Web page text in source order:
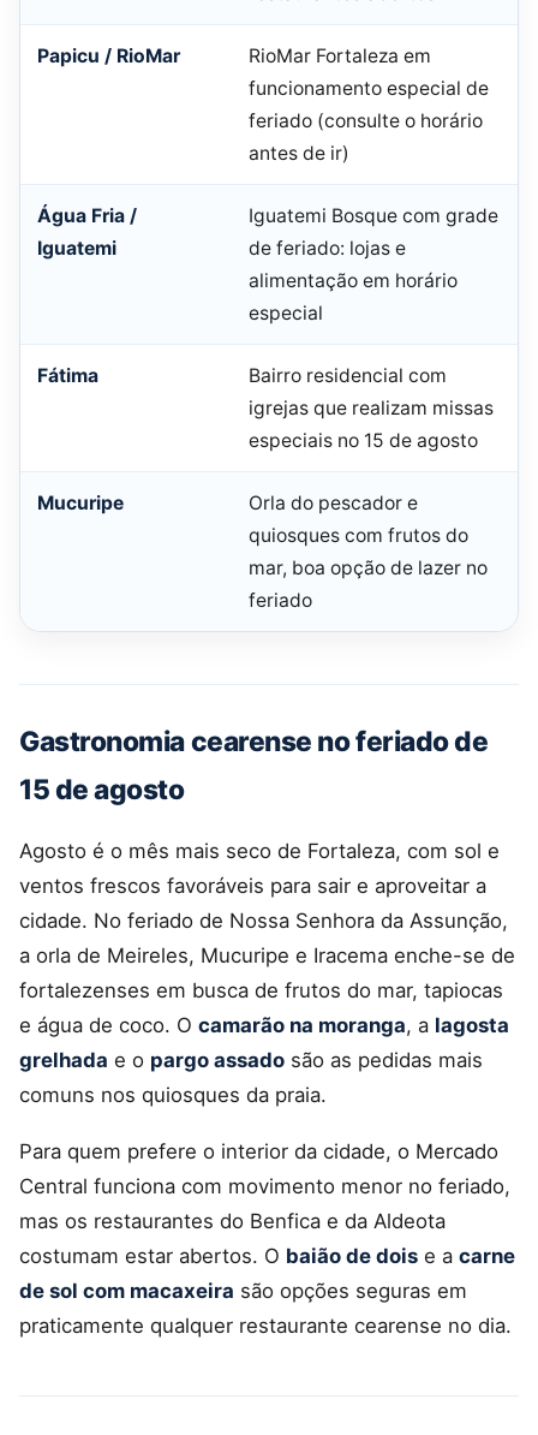
Papicu / RioMar
RioMar Fortaleza em
funcionamento especial de
feriado (consulte o horário
antes de ir)
Água Fria /
Iguatemi
Iguatemi Bosque com grade
de feriado: lojas e
alimentação em horário
especial
Fátima
Bairro residencial com
igrejas que realizam missas
especiais no 15 de agosto
Mucuripe
Orla do pescador e
quiosques com frutos do
mar, boa opção de lazer no
feriado
Gastronomia cearense no feriado de
15 de agosto
Agosto é o mês mais seco de Fortaleza, com sol e
ventos frescos favoráveis para sair e aproveitar a
cidade. No feriado de Nossa Senhora da Assunção,
a orla de Meireles, Mucuripe e Iracema enche-se de
fortalezenses em busca de frutos do mar, tapiocas
e água de coco. O camarão na moranga, a lagosta
grelhada e o pargo assado são as pedidas mais
comuns nos quiosques da praia.
Para quem prefere o interior da cidade, o Mercado
Central funciona com movimento menor no feriado,
mas os restaurantes do Benfica e da Aldeota
costumam estar abertos. O baião de dois e a carne
de sol com macaxeira são opções seguras em
praticamente qualquer restaurante cearense no dia.